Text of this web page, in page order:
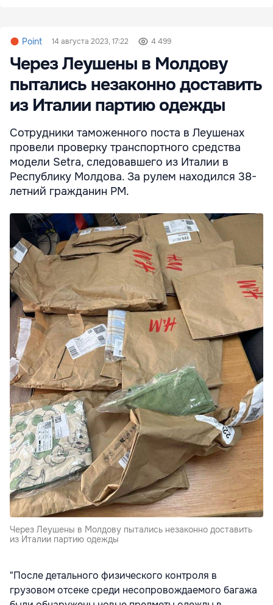
Point 14 августа 2023, 17:22 4 499
Через Леушены в Молдову
пытались незаконно доставить
из Италии партию одежды
Сотрудники таможенного поста в Леушенах
провели проверку транспортного средства
модели Setra, следовавшего из Италии в
Республику Молдова. За рулем находился 38-
летний гражданин РМ.
Через Леушены в Молдову пытались незаконно доставить
из Италии партию одежды
"После детального физического контроля в
грузовом отсеке среди несопровождаемого багажа